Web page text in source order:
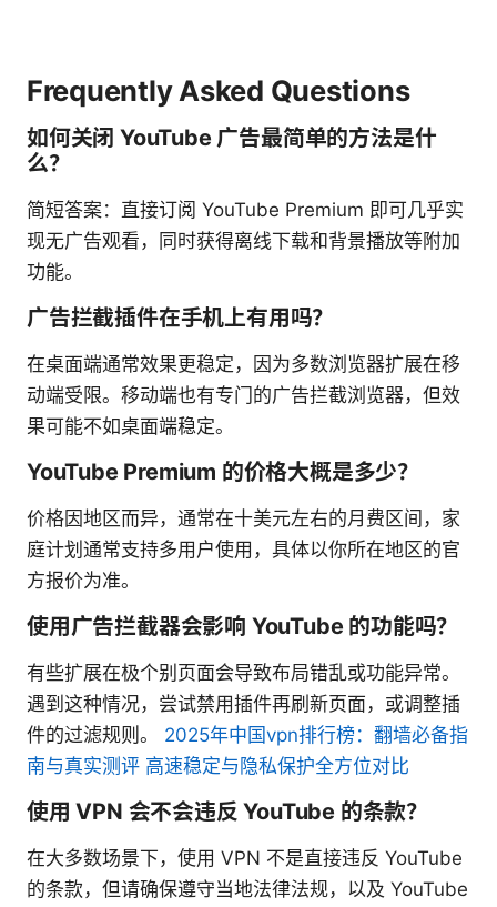
Frequently Asked Questions
如何关闭 YouTube 广告最简单的方法是什
么？
简短答案：直接订阅 YouTube Premium 即可几乎实
现无广告观看，同时获得离线下载和背景播放等附加
功能。
广告拦截插件在手机上有用吗？
在桌面端通常效果更稳定，因为多数浏览器扩展在移
动端受限。移动端也有专门的广告拦截浏览器，但效
果可能不如桌面端稳定。
YouTube Premium 的价格大概是多少？
价格因地区而异，通常在十美元左右的月费区间，家
庭计划通常支持多用户使用，具体以你所在地区的官
方报价为准。
使用广告拦截器会影响 YouTube 的功能吗？
有些扩展在极个别页面会导致布局错乱或功能异常。
遇到这种情况，尝试禁用插件再刷新页面，或调整插
件的过滤规则。 2025年中国vpn排行榜：翻墙必备指
南与真实测评 高速稳定与隐私保护全方位对比
使用 VPN 会不会违反 YouTube 的条款？
在大多数场景下，使用 VPN 不是直接违反 YouTube
的条款，但请确保遵守当地法律法规，以及 YouTube